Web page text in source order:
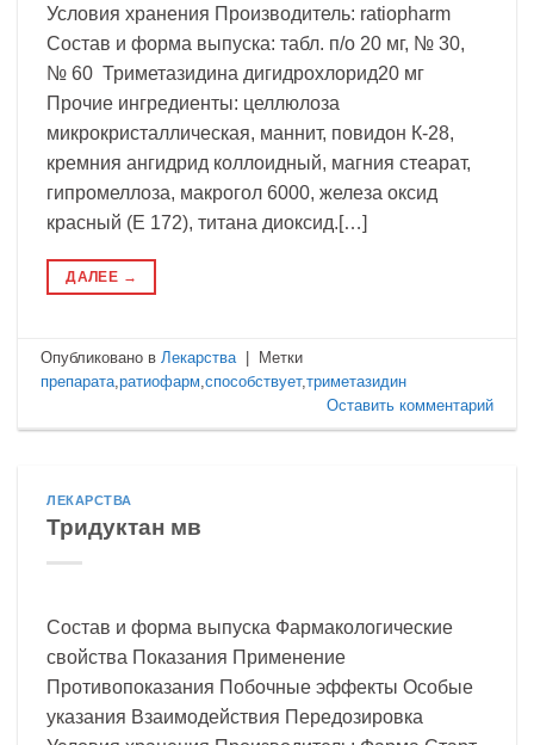
Условия хранения Производитель: ratiopharm
Состав и форма выпуска: табл. п/о 20 мг, № 30,
№ 60 Триметазидина дигидрохлорид20 мг
Прочие ингредиенты: целлюлоза
микрокристаллическая, маннит, повидон К-28,
кремния ангидрид коллоидный, магния стеарат,
гипромеллоза, макрогол 6000, железа оксид
красный (Е 172), титана диоксид.[…]
ДАЛЕЕ →
Опубликовано в Лекарства
Метки
препарата ,ратиофарм ,способствует,триметазидин
Оставить комментарий
ЛЕКАРСТВА
Тридуктан мв
Состав и форма выпуска Фармакологические
свойства Показания Применение
Противопоказания Побочные эффекты Особые
указания Взаимодействия Передозировка